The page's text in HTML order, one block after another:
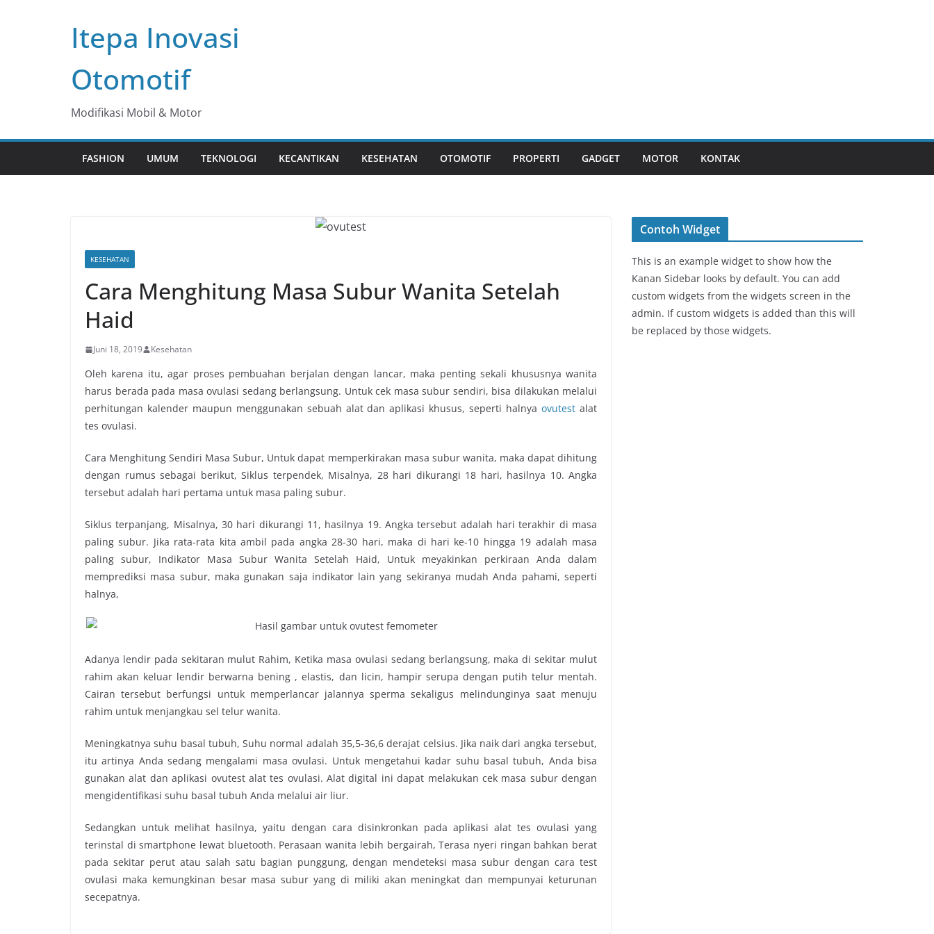
Itepa Inovasi
Otomotif
Modifikasi Mobil & Motor
FASHION UMUM TEKNOLOGI KECANTIKAN KESEHATAN OTOMOTIF PROPERTI GADGET MOTOR KONTAK
KESEHATAN
Cara Menghitung Masa Subur Wanita Setelah
Haid
Juni 18, 2019 Kesehatan
Oleh karena itu, agar proses pembuahan berjalan dengan lancar, maka penting sekali khususnya wanita
harus berada pada masa ovulasi sedang berlangsung. Untuk cek masa subur sendiri, bisa dilakukan melalui
perhitungan kalender maupun menggunakan sebuah alat dan aplikasi khusus, seperti halnyaovutest alat
tes ovulasi.
Cara Menghitung Sendiri Masa Subur, Untuk dapat memperkirakan masa subur wanita, maka dapat dihitung
dengan rumus sebagai berikut, Siklus terpendek, Misalnya, 28 hari dikurangi 18 hari, hasilnya 10. Angka
tersebut adalah hari pertama untuk masa paling subur.
Siklus terpanjang, Misalnya, 30 hari dikurangi 11, hasilnya 19. Angka tersebut adalah hari terakhir di masa
paling subur. Jika rata-rata kita ambil pada angka 28-30 hari, maka di hari ke-10 hingga 19 adalah masa
paling subur, Indikator Masa Subur Wanita Setelah Haid, Untuk meyakinkan perkiraan Anda dalam
memprediksi masa subur, maka gunakan saja indikator lain yang sekiranya mudah Anda pahami, seperti
halnya,
Adanya lendir pada sekitaran mulut Rahim, Ketika masa ovulasi sedang berlangsung, maka di sekitar mulut
rahim akan keluar lendir berwarna bening , elastis, dan licin, hampir serupa dengan putih telur mentah.
Cairan tersebut berfungsi untuk memperlancar jalannya sperma sekaligus melindunginya saat menuju
rahim untuk menjangkau sel telur wanita.
Meningkatnya suhu basal tubuh, Suhu normal adalah 35,5-36,6 derajat celsius. Jika naik dari angka tersebut,
itu artinya Anda sedang mengalami masa ovulasi. Untuk mengetahui kadar suhu basal tubuh, Anda bisa
gunakan alat dan aplikasi ovutest alat tes ovulasi. Alat digital ini dapat melakukan cek masa subur dengan
mengidentifikasi suhu basal tubuh Anda melalui air liur.
Sedangkan untuk melihat hasilnya, yaitu dengan cara disinkronkan pada aplikasi alat tes ovulasi yang
terinstal di smartphone lewat bluetooth. Perasaan wanita lebih bergairah, Terasa nyeri ringan bahkan berat
pada sekitar perut atau salah satu bagian punggung, dengan mendeteksi masa subur dengan cara test
ovulasi maka kemungkinan besar masa subur yang di miliki akan meningkat dan mempunyai keturunan
secepatnya.
Contoh Widget
This is an example widget to show how the
Kanan Sidebar looks by default. You can add
custom widgets from the widgets screen in the
admin. If custom widgets is added than this will
be replaced by those widgets.